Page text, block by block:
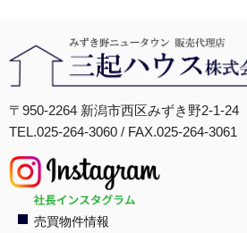
〒950-2264 新潟市西区みずき野2-1-24
TEL.025-264-3060 / FAX.025-264-3061
売買物件情報